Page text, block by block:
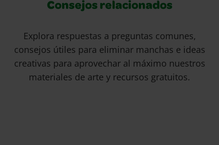
Consejos relacionados
Explora respuestas a preguntas comunes,
consejos útiles para eliminar manchas e ideas
creativas para aprovechar al máximo nuestros
materiales de arte y recursos gratuitos.